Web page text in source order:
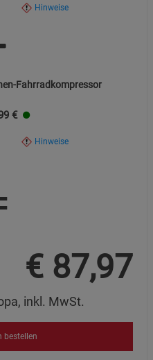
werden.
nicht über den Hausmüll
einer getrennten
Rückgabe- und
die Angaben zur
Hinweise
Fahrradkompressor
€
Hinweise
€ 87,97
inkl. MwSt.
bestellen